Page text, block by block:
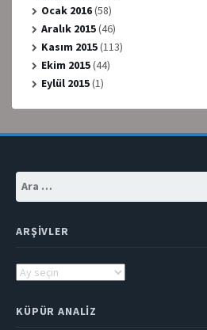
Ocak 2016(58)
Aralık 2015(46)
Kasım 2015(113)
Ekim 2015(44)
Eylül 2015(1)
Arama:
ARŞIVLER
Arşivler
KÜPÜR ANALIZ